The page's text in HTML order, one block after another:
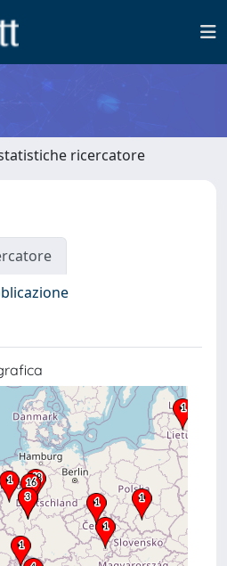
ricercatore